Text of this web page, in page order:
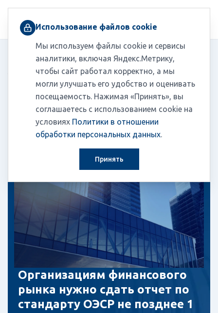
Пресс-центр/ Новости
Организациям финансового рынка нужно сдать отчет по
стандарту ОЭСР не позднее 1 июня
Новости 13.05.2026
Организациям финансового
рынка нужно сдать отчет по
стандарту ОЭСР не позднее 1
Использование файлов cookie
Мы используем файлы cookie и сервисы
аналитики, включая Яндекс.Метрику,
чтобы сайт работал корректно, а мы
могли улучшать его удобство и оценивать
посещаемость. Нажимая «Принять», вы
соглашаетесь с использованием cookie на
условиях Политики в отношении
обработки персональных данных.
Принять